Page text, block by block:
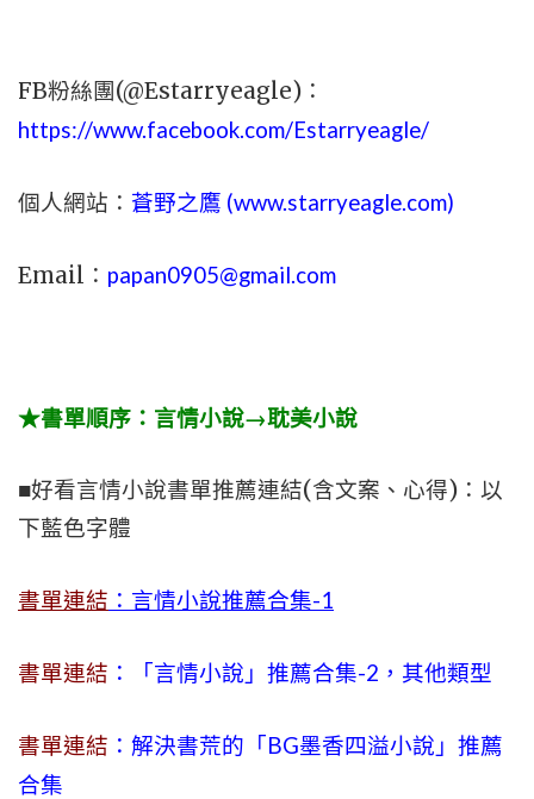
FB粉絲團(@Estarryeagle)：
https://www.facebook.com/Estarryeagle/
個人網站： 蒼野之鷹 (www.starryeagle.com)
Email： papan0905@gmail.com
★書單順序：言情小說→耽美小說
■好看言情小說書單推薦連結(含文案、心得)：以
下藍色字體
書單連結 ：言情小說推薦合集-1
書單連結 ：「言情小說」推薦合集-2，其他類型
書單連結 ：解決書荒的「BG墨香四溢小說」推薦
合集